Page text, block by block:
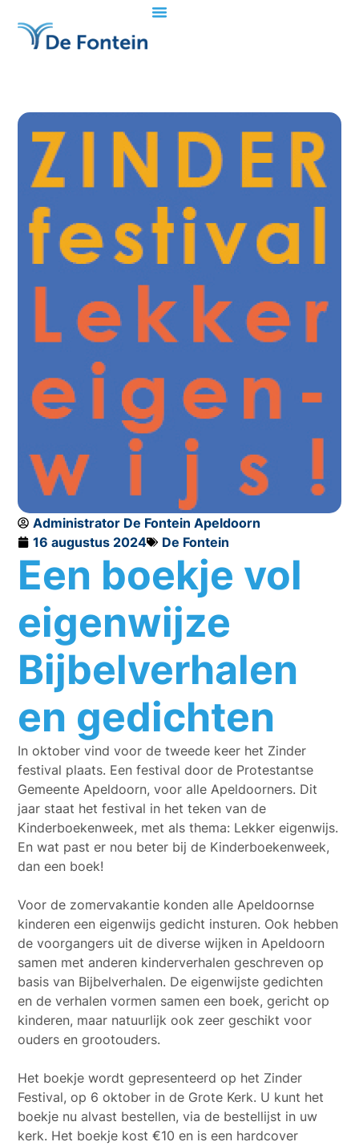
Administrator De Fontein Apeldoorn
16 augustus 2024
De Fontein
Een boekje vol
eigenwijze
Bijbelverhalen
en gedichten
In oktober vind voor de tweede keer het Zinder
festival plaats. Een festival door de Protestantse
Gemeente Apeldoorn, voor alle Apeldoorners. Dit
jaar staat het festival in het teken van de
Kinderboekenweek, met als thema: Lekker eigenwijs.
En wat past er nou beter bij de Kinderboekenweek,
dan een boek!
Voor de zomervakantie konden alle Apeldoornse
kinderen een eigenwijs gedicht insturen. Ook hebben
de voorgangers uit de diverse wijken in Apeldoorn
samen met anderen kinderverhalen geschreven op
basis van Bijbelverhalen. De eigenwijste gedichten
en de verhalen vormen samen een boek, gericht op
kinderen, maar natuurlijk ook zeer geschikt voor
ouders en grootouders.
Het boekje wordt gepresenteerd op het Zinder
Festival, op 6 oktober in de Grote Kerk. U kunt het
boekje nu alvast bestellen, via de bestellijst in uw
kerk. Het boekje kost €10 en is een hardcover